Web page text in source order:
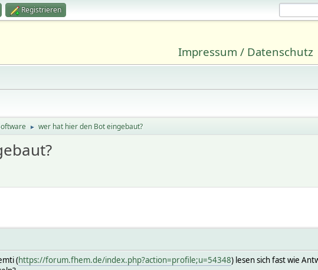
Registrieren
Impressum / Datenschutz
► wer hat hier den Bot eingebaut?
(https://forum.fhem.de/index.php?action=profile;u=54348) lesen sich fast wie